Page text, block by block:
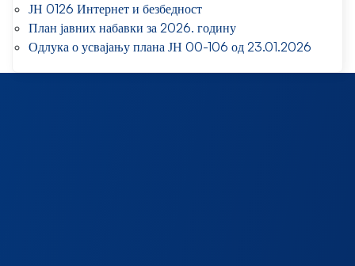
ЈН 0126 Интернет и безбедност
План јавних набавки за 2026. годину
Одлука о усвајању плана ЈН 00-106 од 23.01.2026